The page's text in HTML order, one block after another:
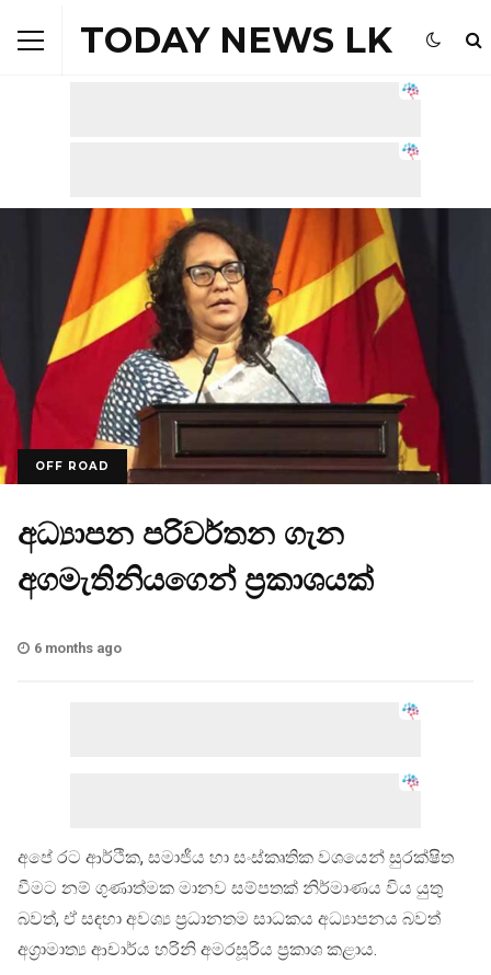
TODAY NEWS LK
OFF ROAD
අධ්‍යාපන පරිවර්තන ගැන
අගමැතිනියගෙන් ප්‍රකාශයක්
6 months ago
අපේ රට ආර්ථික, සමාජීය හා සංස්කෘතික වශයෙන් සුරක්ෂිත
වීමට නම් ගුණාත්මක මානව සම්පතක් නිර්මාණය විය යුතු
බවත්, ඒ සඳහා අවශ්‍ය ප්‍රධානතම සාධකය අධ්‍යාපනය බවත්
අග්‍රාමාත්‍ය ආචාර්ය හරිනි අමරසූරිය ප්‍රකාශ කළාය.